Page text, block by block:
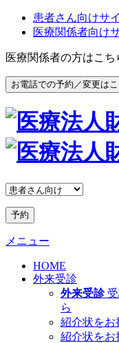
患者さん向けサ
医療関係者向け
医療関係者の方はこち
お電話での予約／変更は
予約
メニュー
HOME
外来受診
外来受診
ら
紹介状をお
紹介状をお